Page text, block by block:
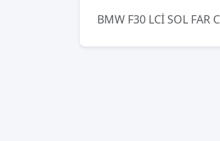
BMW F30 LCİ SOL FAR